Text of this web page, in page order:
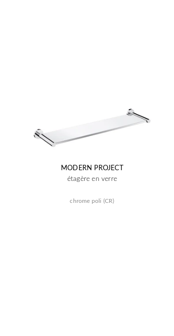
MODERN PROJECT
étagère en verre
chrome poli (CR)